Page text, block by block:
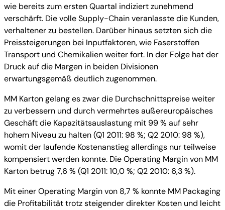
wie bereits zum ersten Quartal indiziert zunehmend
verschärft. Die volle Supply-Chain veranlasste die Kunden,
verhaltener zu bestellen. Darüber hinaus setzten sich die
Preissteigerungen bei Inputfaktoren, wie Faserstoffen
Transport und Chemikalien weiter fort. In der Folge hat der
Druck auf die Margen in beiden Divisionen
erwartungsgemäß deutlich zugenommen.
MM Karton gelang es zwar die Durchschnittspreise weiter
zu verbessern und durch vermehrtes außereuropäisches
Geschäft die Kapazitätsauslastung mit 99 % auf sehr
hohem Niveau zu halten (Q1 2011: 98 %; Q2 2010: 98 %),
womit der laufende Kostenanstieg allerdings nur teilweise
kompensiert werden konnte. Die Operating Margin von MM
Karton betrug 7,6 % (Q1 2011: 10,0 %; Q2 2010: 6,3 %).
Mit einer Operating Margin von 8,7 % konnte MM Packaging
die Profitabilität trotz steigender direkter Kosten und leicht